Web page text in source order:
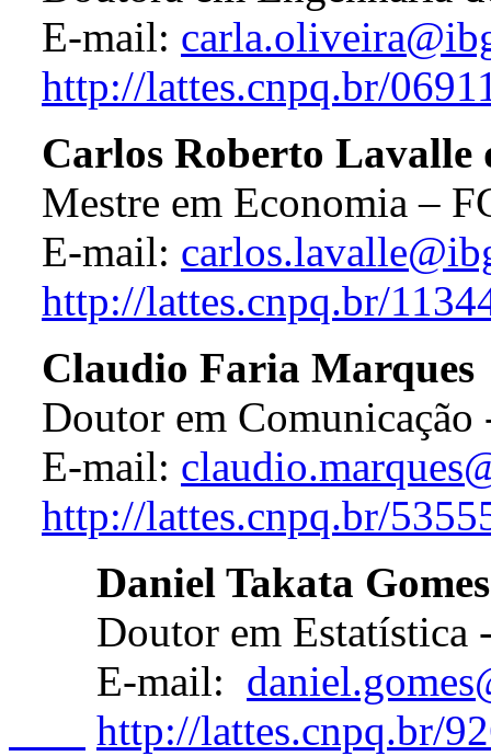
E-mail:
http://lattes.cnpq.br/
Carlos Roberto Lavalle
Mestre em Economia –
E-mail:
http://lattes.cnpq.br/
Claudio Faria Marques
Doutor em Comunicação
E-mail:
http://lattes.cnpq.br/
Daniel Takata Gomes
Doutor em Estatística
E-mail:
http://lattes.cnpq.br/